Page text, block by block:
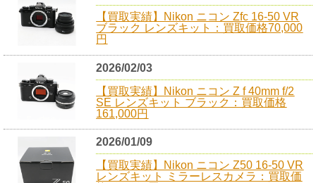
【買取実績】Nikon ニコン Zfc 16-50 VR
ブラック レンズキット：買取価格70,000
円
2026/02/03
【買取実績】Nikon ニコン Z f 40mm f/2
SE レンズキット ブラック：買取価格
161,000円
2026/01/09
【買取実績】Nikon ニコン Z50 16-50 VR
レンズキット ミラーレスカメラ：買取価